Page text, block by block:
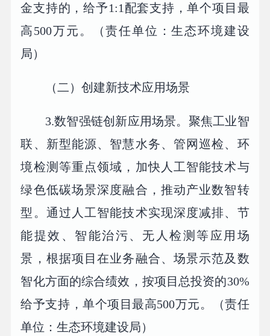
金支持的，给予1:1配套支持，单个项目最
高500万元。（责任单位：生态环境建设
局）
（二）创建新技术应用场景
3.数智强链创新应用场景。聚焦工业智
联、新型能源、智慧水务、管网巡检、环
境检测等重点领域，加快人工智能技术与
绿色低碳场景深度融合，推动产业数智转
型。通过人工智能技术实现深度减排、节
能提效、智能治污、无人检测等应用场
景，根据项目在业务融合、场景示范及数
智化方面的综合绩效，按项目总投资的30%
给予支持，单个项目最高500万元。（责任
单位：生态环境建设局）